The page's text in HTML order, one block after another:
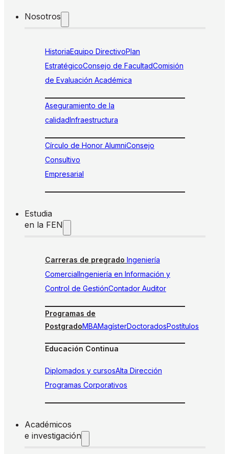
Nosotros
HistoriaEquipo DirectivoPlan
EstratégicoConsejo de FacultadComisión
de Evaluación Académica
Aseguramiento de la
calidadInfraestructura
Círculo de Honor AlumniConsejo
Consultivo
Empresarial
Estudia
en la FEN
Carreras de pregrado Ingeniería
ComercialIngeniería en Información y
Control de GestiónContador Auditor
Programas de
PostgradoMBAMagísterDoctoradosPostítulos
Educación Continua
Diplomados y cursosAlta Dirección
Programas Corporativos
Académicos
e investigación